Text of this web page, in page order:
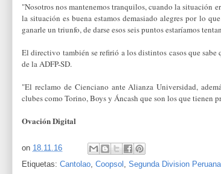
"Nosotros nos mantenemos tranquilos, cuando la situación
la situación es buena estamos demasiado alegres por lo
ganarle un triunfo, de darse esos seis puntos estaríamos
El directivo también se refirió a los distintos casos que
de la ADFP-SD.
"El reclamo de Cienciano ante Alianza Universidad,
clubes como Torino, Boys y Áncash que son los que tienen
Ovación Digital
on 18.11.16
Etiquetas: Cantolao Coopsol Segunda Division Peruana